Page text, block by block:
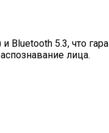
5.3, что
лица.